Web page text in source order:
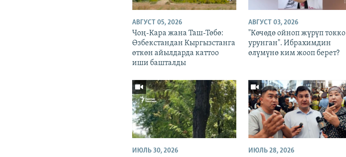
АВГУСТ 05, 2026
Чоң-Кара жана Таш-Төбө:
Өзбекстандан Кыргызстанга
өткөн айылдарда каттоо
иши башталды
АВГУСТ 03, 2026
"Көчөдө ойноп жүрүп токко
урунган". Ибрахимдин
өлүмүнө ким жооп берет?
ИЮЛЬ 30, 2026 ИЮЛЬ 28, 2026